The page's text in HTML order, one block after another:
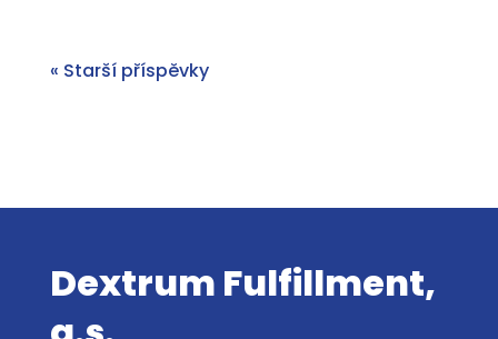
« Starší příspěvky
Dextrum Fulfillment,